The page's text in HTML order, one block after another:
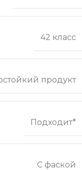
42 класс
продукт
Подходит*
С фаской